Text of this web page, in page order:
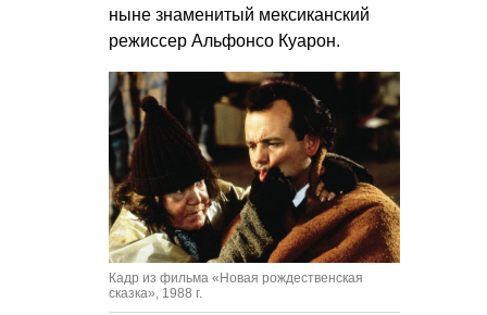
ныне знаменитый мексиканский
режиссер Альфонсо Куарон.
Кадр из фильма «Новая рождественская
сказка», 1988 г.